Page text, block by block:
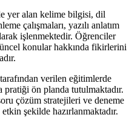
yer alan kelime bilgisi, dil
çalışmaları, yazılı anlatım
işlenmektedir. Öğrenciler
konular hakkında fikirlerini
verilen eğitimlerde
ön planda tutulmaktadır.
çözüm stratejileri ve deneme
şekilde hazırlanmaktadır.